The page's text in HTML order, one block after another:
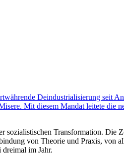
Deindustrialisierung seit
Mit diesem Mandat leitete die
sozialistischen Transformation. Die
von Theorie und Praxis, von
im Jahr.